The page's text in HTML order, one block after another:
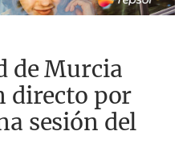
de Murcia
directo por
sesión del